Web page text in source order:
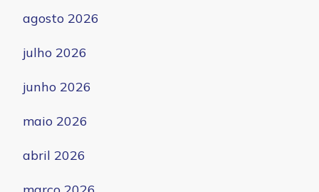
agosto 2026
julho 2026
junho 2026
maio 2026
abril 2026